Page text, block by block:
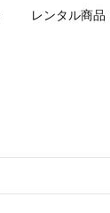
レンタル商品